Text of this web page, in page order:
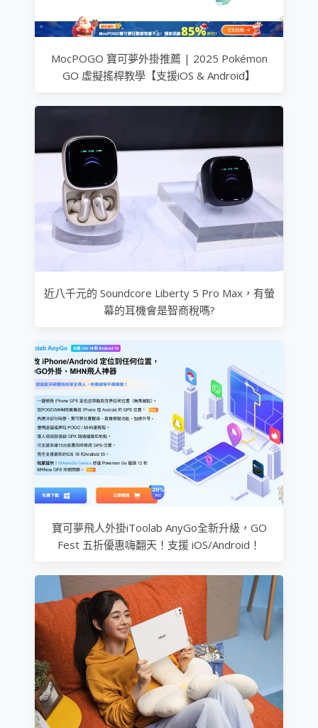
MocPOGO 寶可夢外掛推薦 | 2025 Pokémon
GO 虛擬搖桿教學【支援iOS & Android】
近八千元的 Soundcore Liberty 5 Pro Max，有螢
幕的耳機會是智商稅嗎?
寶可夢飛人外掛iToolab AnyGo全新升級，GO
Fest 五折優惠嗨翻天！支援 iOS/Android！